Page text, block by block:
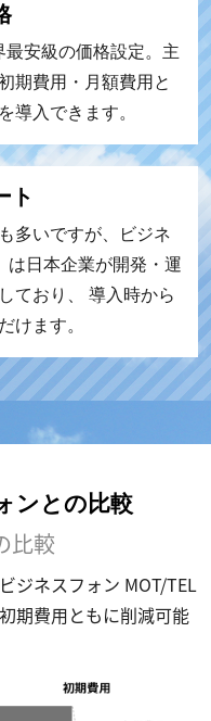
最安級の価格設定。主
期費用・月額費用と
導入できます。
ト
多いですが、ビジネ
は日本企業が開発・運
ており、 導入時から
けます。
ンとの比較
比較
ジネスフォン MOT/TEL
期費用ともに削減可能